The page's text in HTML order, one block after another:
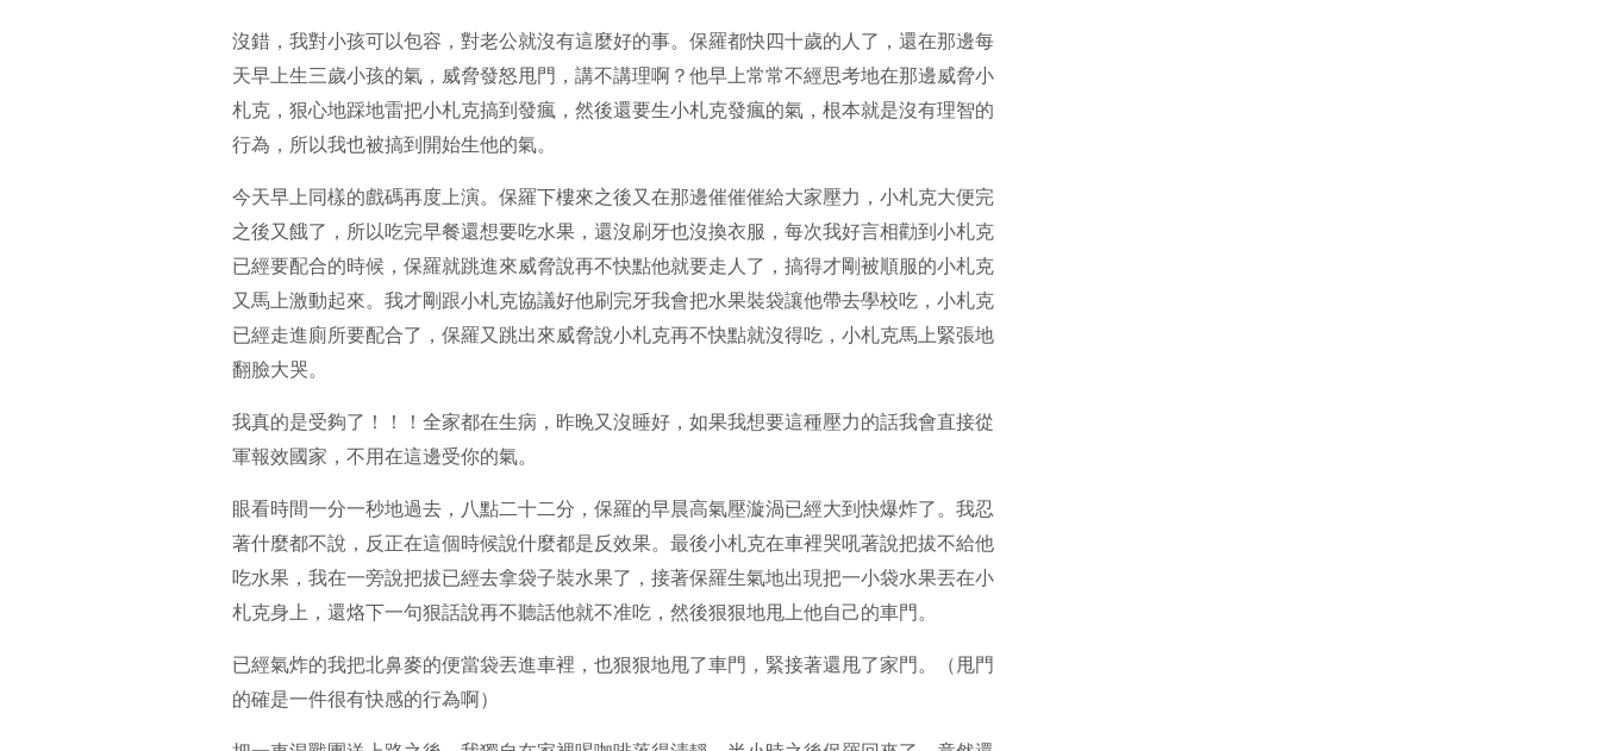
沒錯，我對小孩可以包容，對老公就沒有這麼好的事。保羅都快四十歲的人了，還在那邊每
天早上生三歲小孩的氣，威脅發怒甩門，講不講理啊？他早上常常不經思考地在那邊威脅小
札克，狠心地踩地雷把小札克搞到發瘋，然後還要生小札克發瘋的氣，根本就是沒有理智的
行為，所以我也被搞到開始生他的氣。
今天早上同樣的戲碼再度上演。保羅下樓來之後又在那邊催催催給大家壓力，小札克大便完
之後又餓了，所以吃完早餐還想要吃水果，還沒刷牙也沒換衣服，每次我好言相勸到小札克
已經要配合的時候，保羅就跳進來威脅說再不快點他就要走人了，搞得才剛被順服的小札克
又馬上激動起來。我才剛跟小札克協議好他刷完牙我會把水果裝袋讓他帶去學校吃，小札克
已經走進廁所要配合了，保羅又跳出來威脅說小札克再不快點就沒得吃，小札克馬上緊張地
翻臉大哭。
我真的是受夠了！！！全家都在生病，昨晚又沒睡好，如果我想要這種壓力的話我會直接從
軍報效國家，不用在這邊受你的氣。
眼看時間一分一秒地過去，八點二十二分，保羅的早晨高氣壓漩渦已經大到快爆炸了。我忍
著什麼都不說，反正在這個時候說什麼都是反效果。最後小札克在車裡哭吼著說把拔不給他
吃水果，我在一旁說把拔已經去拿袋子裝水果了，接著保羅生氣地出現把一小袋水果丟在小
札克身上，還烙下一句狠話說再不聽話他就不准吃，然後狠狠地甩上他自己的車門。
已經氣炸的我把北鼻麥的便當袋丟進車裡，也狠狠地甩了車門，緊接著還甩了家門。（甩門
的確是一件很有快感的行為啊）